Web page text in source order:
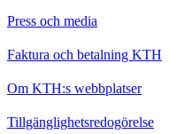
Press och media
Faktura och betalning KTH
Om KTH:s webbplatser
Tillgänglighetsredogörelse